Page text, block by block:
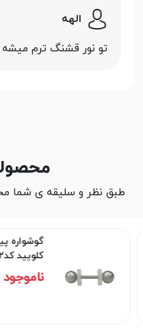
الهه
تو نور قشنگ ترم میشه
طبق نظر و سلیقه ی شما
گوشواره
کلویید کد۲۹۵۲
ناموجود